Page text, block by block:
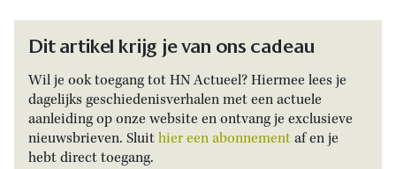
Dit artikel krijg je van ons cadeau
Wil je ook toegang tot HN Actueel? Hiermee lees je
dagelijks geschiedenisverhalen met een actuele
aanleiding op onze website en ontvang je exclusieve
nieuwsbrieven. Sluithier een abonnementaf en je
hebt direct toegang.